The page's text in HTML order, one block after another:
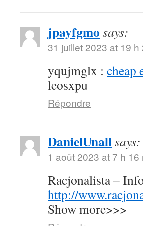
jpayfgmo says:
31 juillet 2023 at 19 h
yqujmglx : cheap
leosxpu
Répondre
DanielUnallsays:
1 août 2023 at 7 h 16
Racjonalista –
http://
Show more>>>